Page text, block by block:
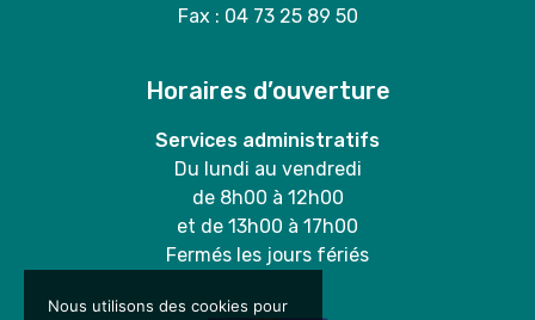
Fax : 04 73 25 89 50
Horaires d’ouverture
Services administratifs
Du lundi au vendredi
de 8h00 à 12h00
et de 13h00 à 17h00
Fermés les jours fériés
Nous utilisons des cookies pour